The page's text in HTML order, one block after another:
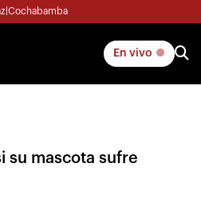
Cochabamba
En vivo
su mascota sufre